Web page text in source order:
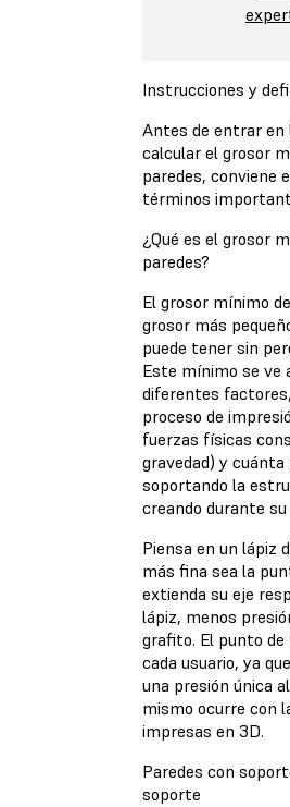
Instrucciones y
Antes de entrar en
calcular el grosor
paredes, conviene
términos
¿Qué es el grosor
paredes?
El grosor mínimo
grosor más
puede tener sin
Este mínimo se ve
diferentes
proceso de
fuerzas físicas
gravedad) y
soportando la
creando durante su
Piensa en un lápiz
más fina sea la
extienda su eje
lápiz, menos
grafito. El punto
cada usuario, ya
una presión única
mismo ocurre con
impresas en 3D.
Paredes con
soporte